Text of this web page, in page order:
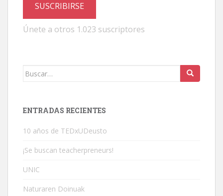
SUSCRIBIRSE
Únete a otros 1.023 suscriptores
Buscar:
ENTRADAS RECIENTES
10 años de TEDxUDeusto
¡Se buscan teacherpreneurs!
UNIC
Naturaren Doinuak